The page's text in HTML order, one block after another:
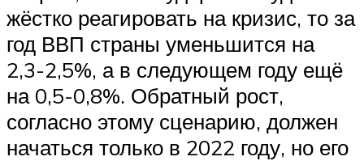
жёстко реагировать на кризис, то за
год ВВП страны уменьшится на
2,3-2,5%, а в следующем году ещё
на 0,5-0,8%. Обратный рост,
согласно этому сценарию, должен
начаться только в 2022 году, но его